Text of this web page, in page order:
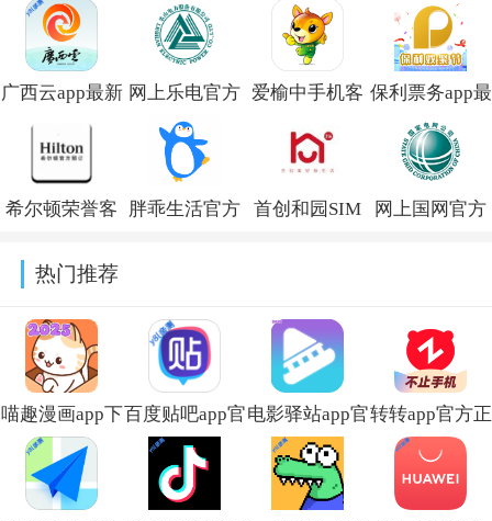
广西云app最新 网上乐电官方
版v1.1.10
爱榆中手机客
户端v3.1.0最新
版
保利票务app最
新版v4.11.3
希尔顿荣誉客 胖乖生活官方 首创和园SIM 网上国网官方
热门推荐
喵趣漫画app下
载小说免费安
装v5.0.0
百度贴吧app官
方下载
v22.5.1.0
电影驿站app官
方最新版本免
费下载v2.0.0
转转app官方正
版下载2026最
新版本v12.6.0